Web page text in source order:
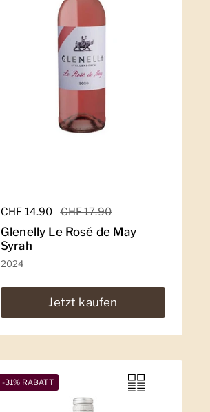
Regulärer Preis
CHF 14.90 Sale-Preis
CHF 17.90
Glenelly Le Rosé de May
Syrah
2024
Jetzt kaufen
-31% RABATT